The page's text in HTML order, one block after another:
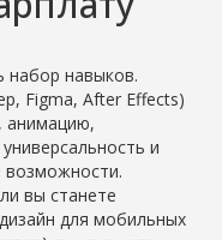
набор навыков.
Figma, After Effects)
анимацию,
и
возможности.
вы станете
для мобильных